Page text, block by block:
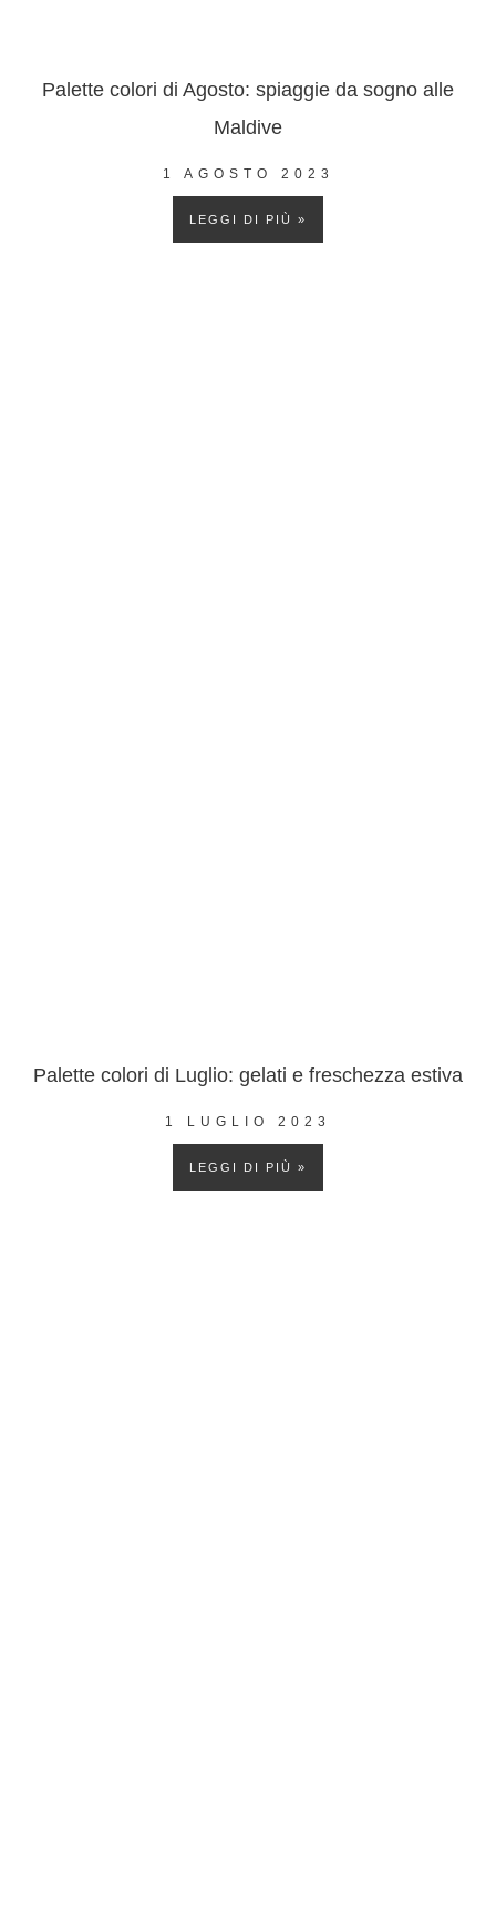
Palette colori di Agosto: spiaggie da sogno alle
Maldive
1 AGOSTO 2023
LEGGI DI PIÙ »
Palette colori di Luglio: gelati e freschezza estiva
1 LUGLIO 2023
LEGGI DI PIÙ »